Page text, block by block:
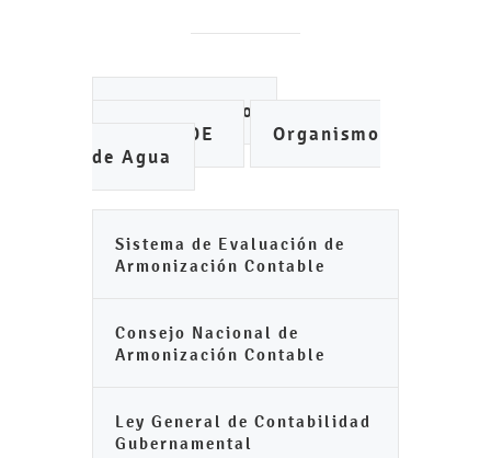
Ayuntamiento
IMCUFIDE
Organismo
de Agua
Sistema de Evaluación de
Armonización Contable
Consejo Nacional de
Armonización Contable
Ley General de Contabilidad
Gubernamental